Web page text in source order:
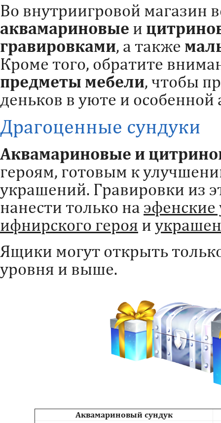
Во внутриигровой магазин
аквамариновые и
гравировками, а также
Кроме того, обратите
предметы мебели, чтобы
деньков в уюте и особенной
Драгоценные сундуки
Аквамариновые и
героям, готовым к
украшений. Гравировки из
нанести только на
ифнирского героя и
Ящики могут открыть
уровня и выше.
Аквамариновый сундук